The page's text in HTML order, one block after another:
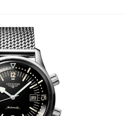
chodu sięga 72 godzin.
300 metrów / 30 barów pozwala na
potwierdzając dziedzictwo
czasomierz o rzadkiej
odnajduje się równie dobrze
przy lnianym, letnim garniturze - gdzie
nuty nonszalanckiej elegancji.